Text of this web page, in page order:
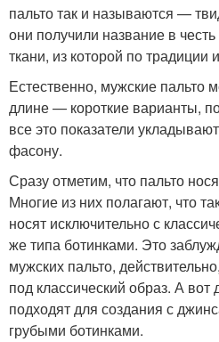
пальто так и называются —
они получили название в
ткани, из которой по традиции
Естественно, мужские пальто
длине — короткие варианты,
все это показатели
фасону.
Сразу отметим, что пальто
Многие из них полагают, что
носят исключительно с
же типа ботинками. Это
мужских пальто,
под классический образ. А вот
подходят для создания с
грубыми ботинками.